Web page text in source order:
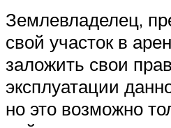
Землевладелец,
свой участок в
заложить свои
эксплуатации
но это возможно